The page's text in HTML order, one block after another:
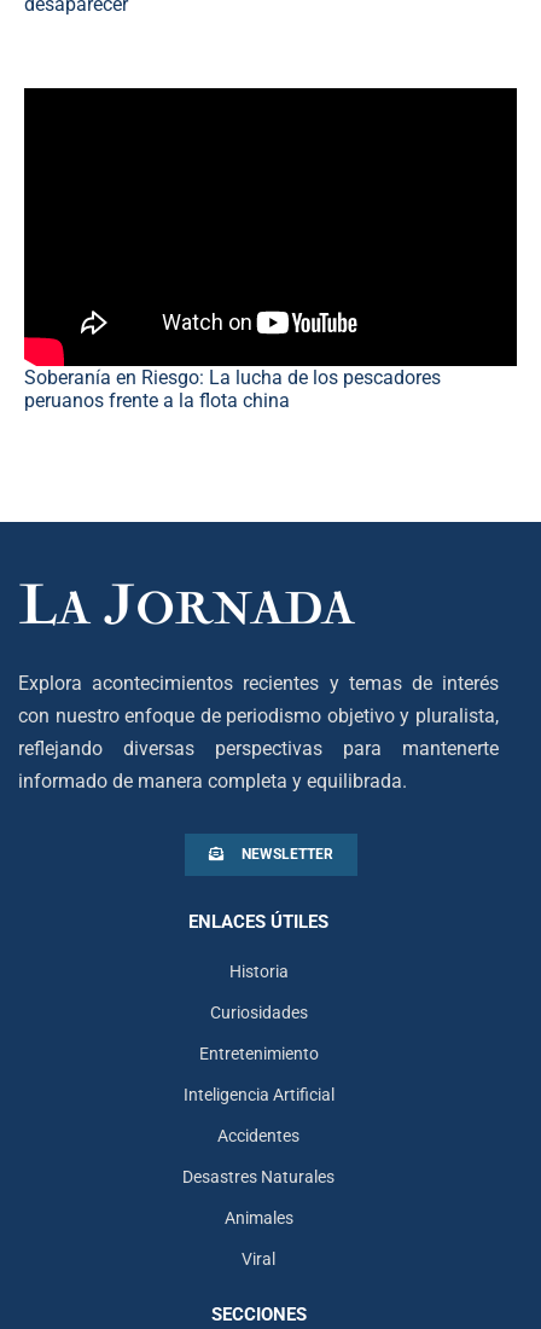
Soberanía en Riesgo: La lucha de los pescadores
peruanos frente a la flota china
Explora acontecimientos recientes y temas de interés
con nuestro enfoque de periodismo objetivo y pluralista,
reflejando diversas perspectivas para mantenerte
informado de manera completa y equilibrada.
NEWSLETTER
ENLACES ÚTILES
Historia
Curiosidades
Entretenimiento
Inteligencia Artificial
Accidentes
Desastres Naturales
Animales
Viral
SECCIONES